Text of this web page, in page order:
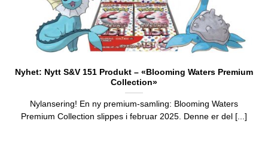
Nyhet: Nytt S&V 151 Produkt – «Blooming Waters Premium
Collection»
Nylansering! En ny premium-samling: Blooming Waters
Premium Collection slippes i februar 2025. Denne er del [...]